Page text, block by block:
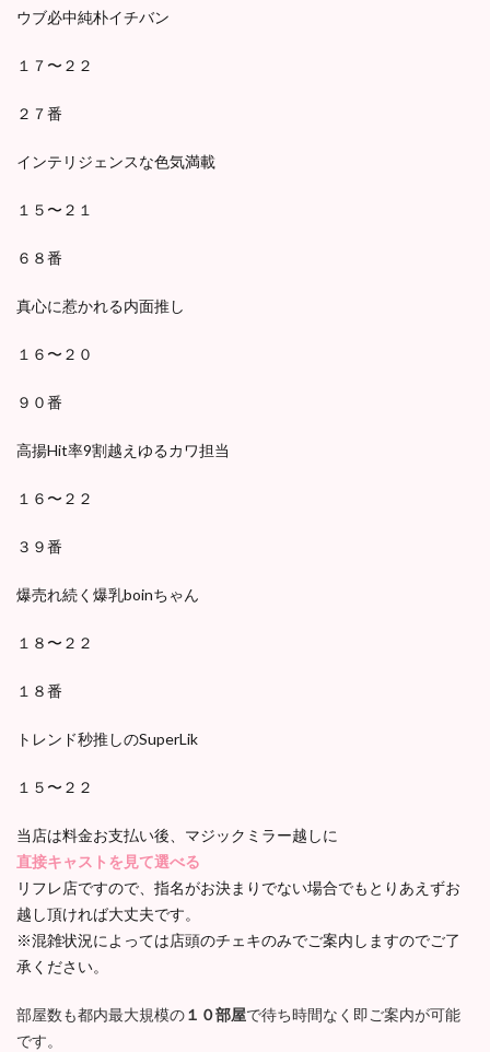
ウブ必中純朴イチバン
１７〜２２
２７番
インテリジェンスな色気満載
１５〜２１
６８番
真心に惹かれる内面推し
１６〜２０
９０番
高揚Hit率9割越えゆるカワ担当
１６〜２２
３９番
爆売れ続く爆乳boinちゃん
１８〜２２
１８番
トレンド秒推しのSuperLik
１５〜２２
当店は料金お支払い後、マジックミラー越しに
直接キャストを見て選べる
リフレ店ですので、指名がお決まりでない場合でもとりあえずお
越し頂ければ大丈夫です。
※混雑状況によっては店頭のチェキのみでご案内しますのでご了
承ください。
部屋数も都内最大規模の１０部屋で待ち時間なく即ご案内が可能
です。